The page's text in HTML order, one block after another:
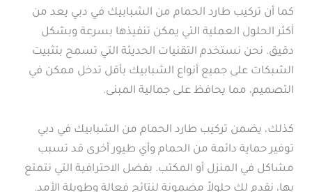
كما أن تركيب طارد الحمام من الشبابيك في دبي يعد من
أكثر الحلول العملية التي يمكن تنفيذها بسرعة وبشكل
دقيق. نحن نستخدم التقنيات الحديثة التي تسمح بتثبيت
الشبكات على جميع أنواع الشبابيك بأقل تدخل ممكن في
التصميم، مما يحافظ على جمالية المبنى.
كذلك، يضمن تركيب طارد الحمام من الشبابيك في دبي
توفير حماية دائمة من الحمام وأي طيور أخرى قد تسبب
مشاكل في المنزل أو المكتب. بفضل الاحترافية التي نتمتع
بها، نقدم لك حلولاً مضمونة لنتائج فعالة وطويلة الأمد.